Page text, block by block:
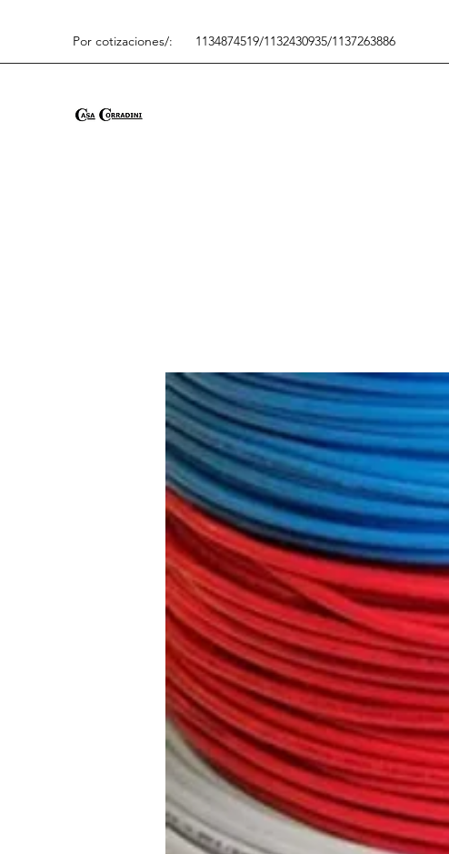
Por cotizaciones/: 1134874519/1132430935/1137263886